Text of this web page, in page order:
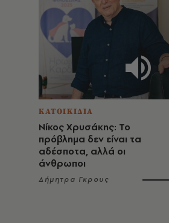
ΚΑΤΟΙΚΙΔΙΑ
Νίκος Χρυσάκης: Το
πρόβλημα δεν είναι τα
αδέσποτα, αλλά οι
άνθρωποι
Δήμητρα Γκρους